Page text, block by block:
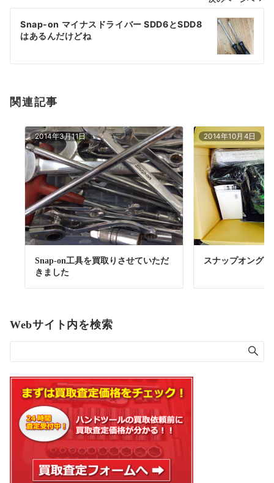
ン
Snap-on マイナスドライバー SDD6とSDD8
はあるんだけどね
関連記事
2014年3月11日
Snap-on工具を買取りさせていただ
きました
2014年10月4日
スナップオング
Webサイト内を検索